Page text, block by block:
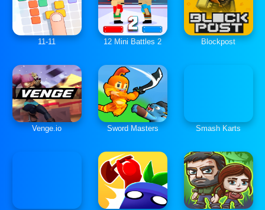
11-11 12 Mini Battles 2 Blockpost
Venge.io Sword Masters Smash Karts